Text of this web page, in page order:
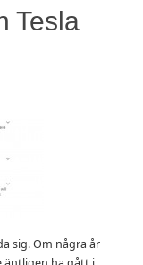
Tesla
sig. Om några år